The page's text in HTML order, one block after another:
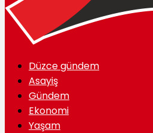
Düzce gündem
Asayiş
Gündem
Ekonomi
Yaşam